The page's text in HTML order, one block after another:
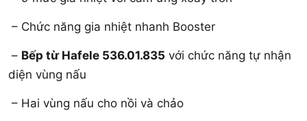
– Chức năng gia nhiệt nhanh Booster
– Bếp từ Hafele 536.01.835 với chức năng tự nhận
diện vùng nấu
– Hai vùng nấu cho nồi và chảo